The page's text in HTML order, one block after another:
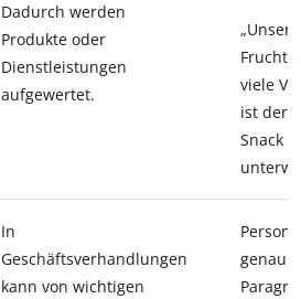
Dadurch werden
Produkte oder
Dienstleistungen
aufgewertet.
„Unser
viele
ist der
Snack
In
Geschäftsverhandlungen
kann von wichtigen
Person
genau